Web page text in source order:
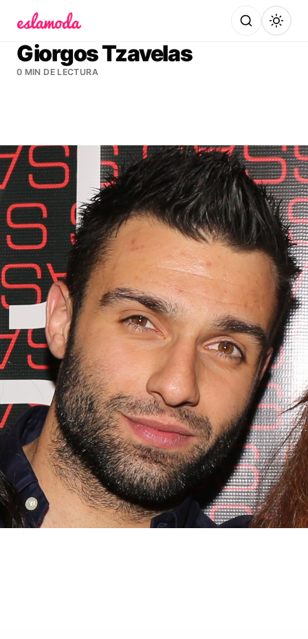
Giorgos Tzavelas
0 MIN DE LECTURA